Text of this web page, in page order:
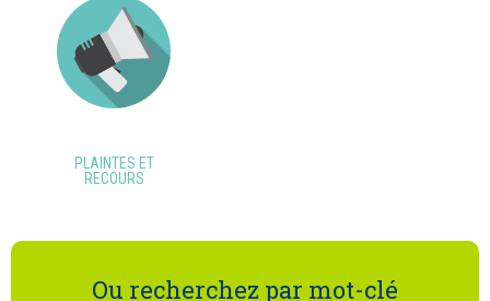
PLAINTES ET
RECOURS
Ou recherchez par mot-clé